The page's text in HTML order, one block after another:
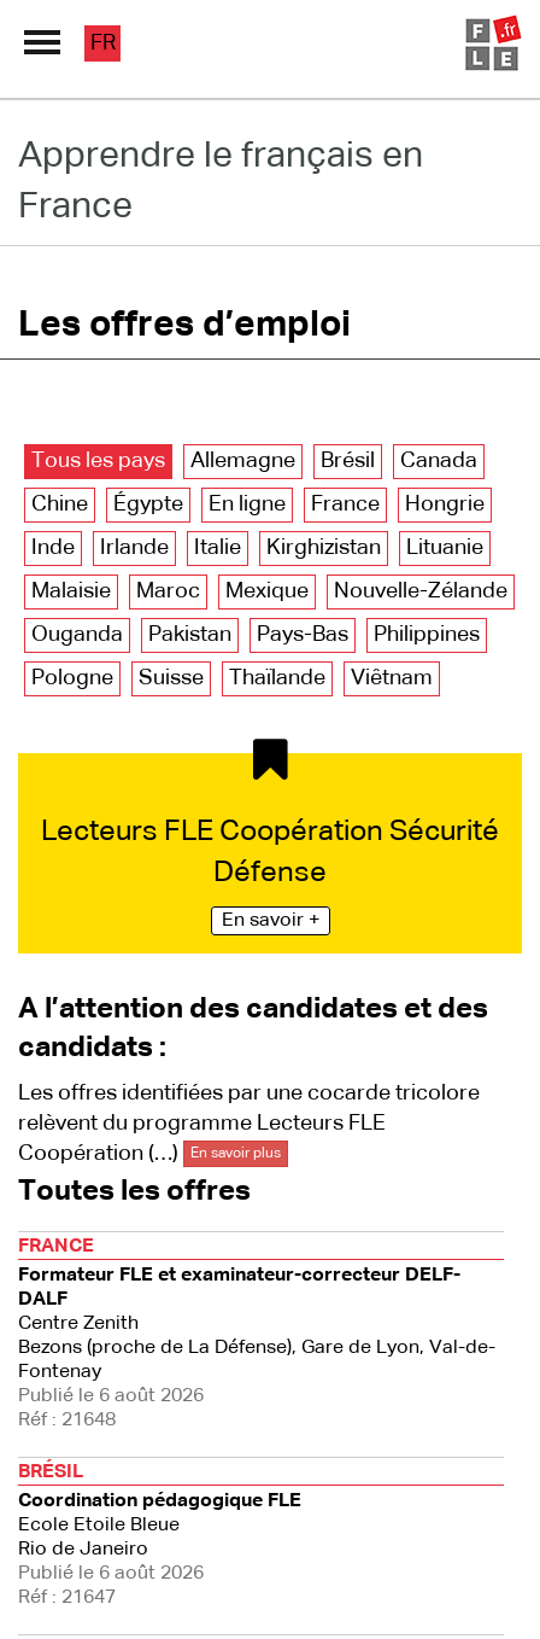
Grand Répertoire
Immersion France
Les pages PRO
FR
Apprendre le français en
France
Les offres d’emploi
Tous les pays Allemagne Brésil
Canada
Chine
Égypte En ligne France
Hongrie
Inde
Irlande Italie Kirghizistan
Lituanie
Malaisie
Maroc Mexique
Nouvelle-Zélande
Ouganda
Pakistan Pays-Bas
Philippines
Pologne
Suisse Thaïlande Viêtnam
Lecteurs FLE Coopération Sécurité
Défense
En savoir +
A l’attention des candidates et des
candidats :
Les offres identifiées par une cocarde tricolore
relèvent du programme Lecteurs FLE
Coopération (…)
En savoir plus
Toutes les offres
FRANCE
Formateur FLE et examinateur-correcteur DELF-
DALF
Centre Zenith
Bezons (proche de La Défense), Gare de Lyon, Val-de-
Fontenay
Publié le 6 août 2026
Réf : 21648
BRÉSIL
Coordination pédagogique FLE
Ecole Etoile Bleue
Rio de Janeiro
Publié le 6 août 2026
Réf : 21647